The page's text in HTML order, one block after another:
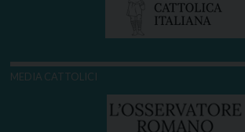
MEDIA CATTOLICI